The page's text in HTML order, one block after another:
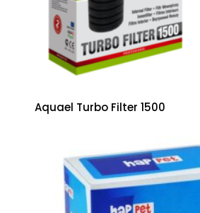
Aquael Turbo Filter 1500